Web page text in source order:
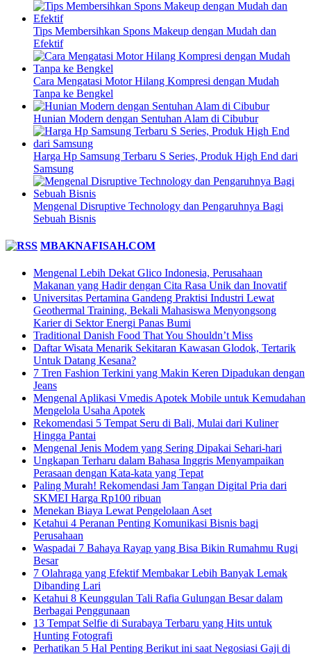
Tips Membersihkan Spons Makeup dengan Mudah dan
Efektif
Cara Mengatasi Motor Hilang Kompresi dengan Mudah
Tanpa ke Bengkel
Hunian Modern dengan Sentuhan Alam di Cibubur
Harga Hp Samsung Terbaru S Series, Produk High End dari
Samsung
Mengenal Disruptive Technology dan Pengaruhnya Bagi
Sebuah Bisnis
MBAKNAFISAH.COM
Mengenal Lebih Dekat Glico Indonesia, Perusahaan
Makanan yang Hadir dengan Cita Rasa Unik dan Inovatif
Universitas Pertamina Gandeng Praktisi Industri Lewat
Geothermal Training, Bekali Mahasiswa Menyongsong
Karier di Sektor Energi Panas Bumi
Traditional Danish Food That You Shouldn’t Miss
Daftar Wisata Menarik Sekitaran Kawasan Glodok, Tertarik
Untuk Datang Kesana?
7 Tren Fashion Terkini yang Makin Keren Dipadukan dengan
Jeans
Mengenal Aplikasi Vmedis Apotek Mobile untuk Kemudahan
Mengelola Usaha Apotek
Rekomendasi 5 Tempat Seru di Bali, Mulai dari Kuliner
Hingga Pantai
Mengenal Jenis Modem yang Sering Dipakai Sehari-hari
Ungkapan Terharu dalam Bahasa Inggris Menyampaikan
Perasaan dengan Kata-kata yang Tepat
Paling Murah! Rekomendasi Jam Tangan Digital Pria dari
SKMEI Harga Rp100 ribuan
Menekan Biaya Lewat Pengelolaan Aset
Ketahui 4 Peranan Penting Komunikasi Bisnis bagi
Perusahaan
Waspadai 7 Bahaya Rayap yang Bisa Bikin Rumahmu Rugi
Besar
7 Olahraga yang Efektif Membakar Lebih Banyak Lemak
Dibanding Lari
Ketahui 8 Keunggulan Tali Rafia Gulungan Besar dalam
Berbagai Penggunaan
13 Tempat Selfie di Surabaya Terbaru yang Hits untuk
Hunting Fotografi
Perhatikan 5 Hal Penting Berikut ini saat Negosiasi Gaji di